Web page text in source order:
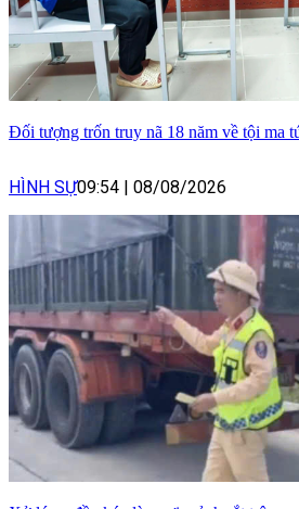
Đối tượng trốn truy nã 18 năm về tội ma
HÌNH SỰ09:54 08/08/2026